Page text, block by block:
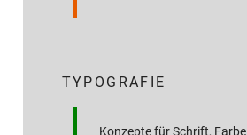
TYPOGRAFIE
Konzepte für Schrift, Farbe